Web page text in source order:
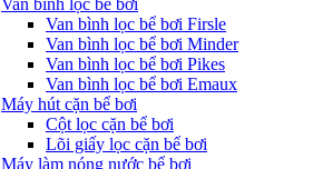
Van bình lọc bể bơi
Van bình lọc bể bơi Firsle
Van bình lọc bể bơi Minder
Van bình lọc bể bơi Pikes
Van bình lọc bể bơi Emaux
Máy hút cặn bể bơi
Cột lọc cặn bể bơi
Lõi giấy lọc cặn bể bơi
Máy làm nóng nước bể bơi